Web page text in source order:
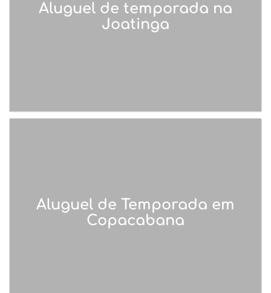
Aluguel de temporada na
Joatinga
Aluguel de Temporada em
Copacabana